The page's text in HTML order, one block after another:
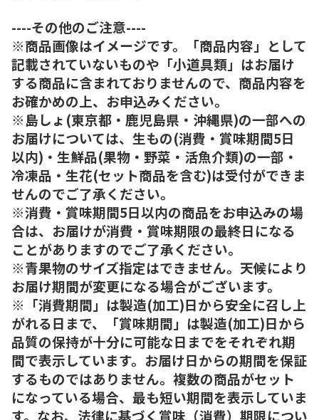
----その他のご注意----
※商品画像はイメージです。「商品内容」として
記載されていないものや「小道具類」はお届け
する商品に含まれておりませんので、商品内容を
お確かめの上、お申込みください。
※島しょ(東京都・鹿児島県・沖縄県)の一部への
お届けについては、生もの(消費・賞味期間5日
以内)・生鮮品(果物・野菜・活魚介類)の一部・
冷凍品・生花(セット商品を含む)は受付ができま
せんのでご了承ください。
※消費・賞味期間5日以内の商品をお申込みの場
合は、お届けが消費・賞味期限の最終日になる
ことがありますのでご了承ください。
※青果物のサイズ指定はできません。天候により
お届け期間が変更になる場合がございます。
※「消費期間」は製造(加工)日から安全に召し上
がれる日まで、「賞味期間」は製造(加工)日から
品質の保持が十分に可能な日までをそれぞれ期
間で表示しています。お届け日からの期間を保証
するものではありません。複数の商品がセット
になっている場合、最も短い期間を表示していま
す。なお、法律に基づく賞味（消費）期限につい